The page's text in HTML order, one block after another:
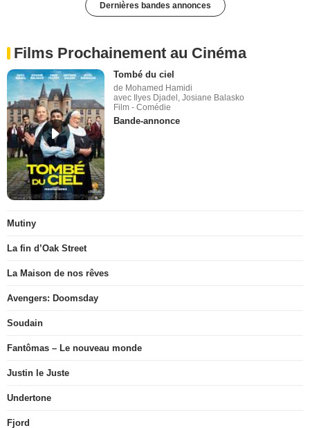
Dernières bandes annonces
Films Prochainement au Cinéma
Tombé du ciel
de Mohamed Hamidi
avec Ilyes Djadel, Josiane Balasko
Film - Comédie
Bande-annonce
Mutiny
La fin d’Oak Street
La Maison de nos rêves
Avengers: Doomsday
Soudain
Fantômas – Le nouveau monde
Justin le Juste
Undertone
Fjord